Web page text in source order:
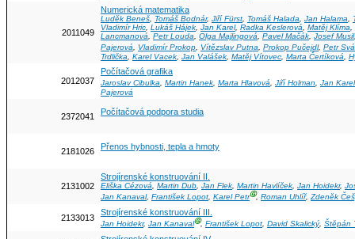
2011049
Numerická matematika
Luděk Beneš, Tomáš Bodnár, Jiří Fürst, Tomáš Halada, Jan Halama,
Vladimír Hric, Lukáš Hájek, Jan Karel, Radka Keslerová, Matěj Klíma,
Lancmanová, Petr Louda, Olga Majlingová, Pavel Mačák, Josef Musil
Pajerová, Vladimír Prokop, Vítězslav Putna, Prokop Pučejdl, Petr
Trdlička
Karel Vacek Jan Valášek Matěj Vítovec Marta Čertíková
2012037
Počítačová grafika
Jaroslav Cibulka, Martin Hanek, Marta Hlavová, Jiří Holman, Jan Karel
Pajerová
2372041 Počítačová podpora studia
2181026 Přenos hybnosti, tepla a hmoty
2131002
Strojírenské konstruování II.
Eliška Cézová, Martin Dub, Jan Flek, Martin Havlíček, Jan Hoidekr,
Jan Kanaval, František Lopot, Karel PetrⒼ, Roman Uhlíř,Zdeněk
2133013
Strojírenské konstruování III.
Jan Hoidekr, Jan KanavalⒼ, František Lopot, David Skalický, Štěpán